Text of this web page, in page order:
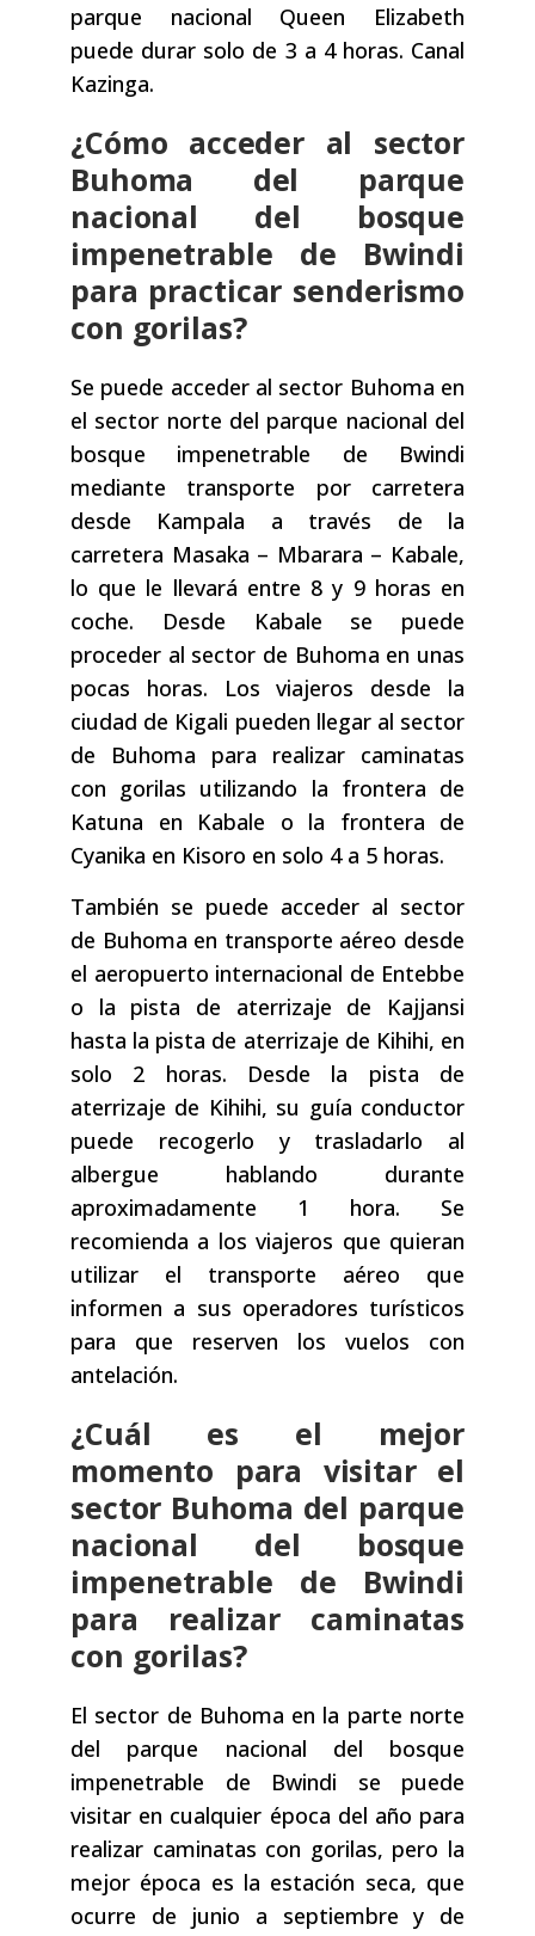
parque nacional Queen Elizabeth
puede durar solo de 3 a 4 horas. Canal
Kazinga.
¿Cómo acceder al sector
Buhoma del parque
nacional del bosque
impenetrable de Bwindi
para practicar senderismo
con gorilas?
Se puede acceder al sector Buhoma en
el sector norte del parque nacional del
bosque impenetrable de Bwindi
mediante transporte por carretera
desde Kampala a través de la
carretera Masaka – Mbarara – Kabale,
lo que le llevará entre 8 y 9 horas en
coche. Desde Kabale se puede
proceder al sector de Buhoma en unas
pocas horas. Los viajeros desde la
ciudad de Kigali pueden llegar al sector
de Buhoma para realizar caminatas
con gorilas utilizando la frontera de
Katuna en Kabale o la frontera de
Cyanika en Kisoro en solo 4 a 5 horas.
También se puede acceder al sector
de Buhoma en transporte aéreo desde
el aeropuerto internacional de Entebbe
o la pista de aterrizaje de Kajjansi
hasta la pista de aterrizaje de Kihihi, en
solo 2 horas. Desde la pista de
aterrizaje de Kihihi, su guía conductor
puede recogerlo y trasladarlo al
albergue hablando durante
aproximadamente 1 hora. Se
recomienda a los viajeros que quieran
utilizar el transporte aéreo que
informen a sus operadores turísticos
para que reserven los vuelos con
antelación.
¿Cuál es el mejor
momento para visitar el
sector Buhoma del parque
nacional del bosque
impenetrable de Bwindi
para realizar caminatas
con gorilas?
El sector de Buhoma en la parte norte
del parque nacional del bosque
impenetrable de Bwindi se puede
visitar en cualquier época del año para
realizar caminatas con gorilas, pero la
mejor época es la estación seca, que
ocurre de junio a septiembre y de